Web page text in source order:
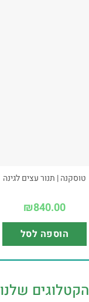
טוסקנה | תנור עצים לגינה
₪840.00
הוספה לסל
הקטלוגים שלנו